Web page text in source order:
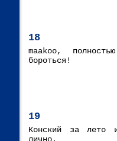
18
maakoo,
бороться!
19
Конский за лето